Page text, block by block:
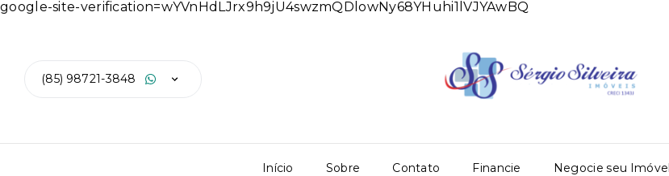
google-site-verification=wYVnHdLJrx9h9jU4swzmQDlowNy68YHuhi1lVJYAwBQ
(85) 98721-3848
Início Sobre Contato Financie Negocie seu Imóvel